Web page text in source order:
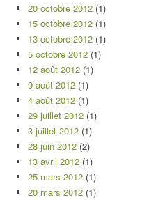
20 octobre 2012 (1)
15 octobre 2012 (1)
13 octobre 2012 (1)
5 octobre 2012 (1)
12 août 2012 (1)
9 août 2012 (1)
4 août 2012 (1)
29 juillet 2012 (1)
3 juillet 2012 (1)
28 juin 2012 (2)
13 avril 2012 (1)
25 mars 2012 (1)
20 mars 2012 (1)